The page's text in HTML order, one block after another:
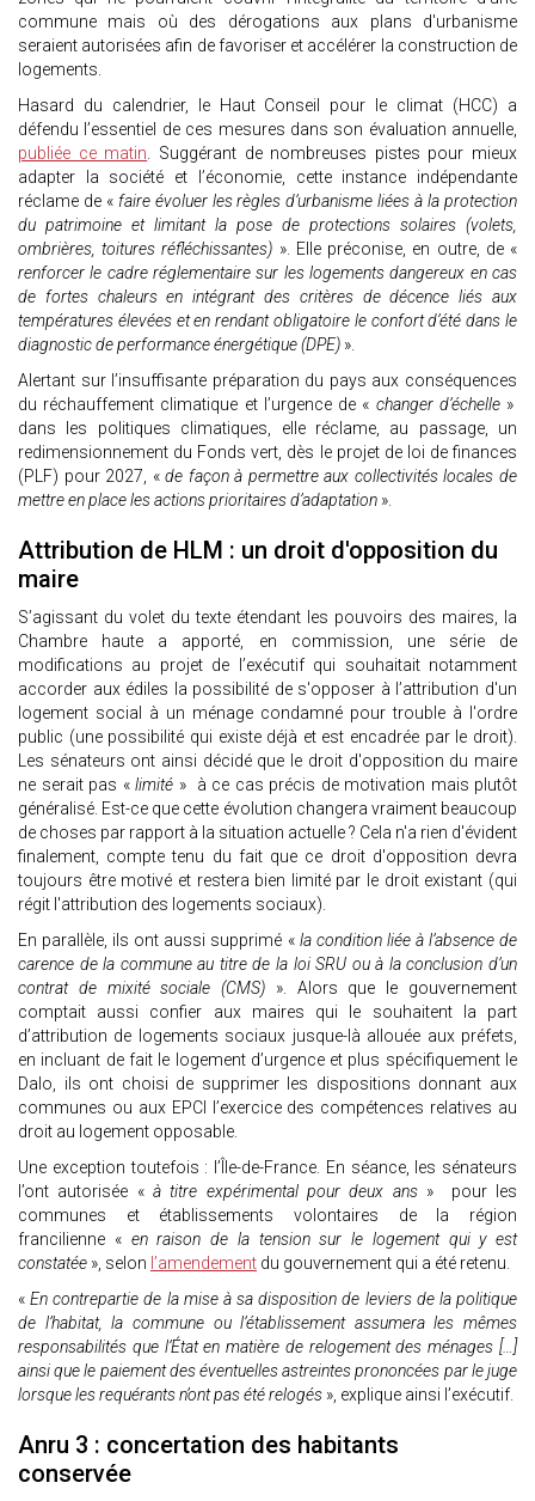
commune mais où des dérogations aux plans d'urbanisme
seraient autorisées afin de favoriser et accélérer la construction de
logements.
Hasard du calendrier, le Haut Conseil pour le climat (HCC) a
défendu l’essentiel de ces mesures dans son évaluation annuelle,
publiée ce matin. Suggérant de nombreuses pistes pour mieux
adapter la société et l’économie, cette instance indépendante
réclame de «faire évoluer les règles d’urbanisme liées à la protection
du patrimoine et limitant la pose de protections solaires (volets,
ombrières, toitures réfléchissantes) ». Elle préconise, en outre, de «
renforcer le cadre réglementaire sur les logements dangereux en cas
de fortes chaleurs en intégrant des critères de décence liés aux
températures élevées et en rendant obligatoire le confort d’été dans le
diagnostic de performance énergétique (DPE) ».
Alertant sur l’insuffisante préparation du pays aux conséquences
du réchauffement climatique et l’urgence de « changer d’échelle»
dans les politiques climatiques, elle réclame, au passage, un
redimensionnement du Fonds vert, dès le projet de loi de finances
(PLF) pour 2027, «de façon à permettre aux collectivités locales de
mettre en place les actions prioritaires d’adaptation ».
Attribution de HLM : un droit d'opposition du
maire
S’agissant du volet du texte étendant les pouvoirs des maires, la
Chambre haute a apporté, en commission, une série de
modifications au projet de l’exécutif qui souhaitait notamment
accorder aux édiles la possibilité de s'opposer à l’attribution d'un
logement social à un ménage condamné pour trouble à l'ordre
public (une possibilité qui existe déjà et est encadrée par le droit).
Les sénateurs ont ainsi décidé que le droit d'opposition du maire
ne serait pas « limité » à ce cas précis de motivation mais plutôt
généralisé. Est-ce que cette évolution changera vraiment beaucoup
de choses par rapport à la situation actuelle ? Cela n'a rien d'évident
finalement, compte tenu du fait que ce droit d'opposition devra
toujours être motivé et restera bien limité par le droit existant (qui
régit l'attribution des logements sociaux).
En parallèle, ils ont aussi supprimé «la condition liée à l’absence de
carence de la commune au titre de la loi SRU ou à la conclusion d’un
contrat de mixité sociale (CMS) ». Alors que le gouvernement
comptait aussi confier aux maires qui le souhaitent la part
d’attribution de logements sociaux jusque-là allouée aux préfets,
en incluant de fait le logement d’urgence et plus spécifiquement le
Dalo, ils ont choisi de supprimer les dispositions donnant aux
communes ou aux EPCI l’exercice des compétences relatives au
droit au logement opposable.
Une exception toutefois : l’Île-de-France. En séance, les sénateurs
l’ont autorisée « à titre expérimental pour deux ans» pour les
communes et établissements volontaires de la région
francilienne « en raison de la tension sur le logement qui y est
constatée », selon l’amendement du gouvernement qui a été retenu.
« En contrepartie de la mise à sa disposition de leviers de la politique
de l’habitat, la commune ou l’établissement assumera les mêmes
responsabilités que l’État en matière de relogement des ménages […]
ainsi que le paiement des éventuelles astreintes prononcées par le juge
lorsque les requérants n’ont pas été relogés », explique ainsi l’exécutif.
Anru 3 : concertation des habitants
conservée